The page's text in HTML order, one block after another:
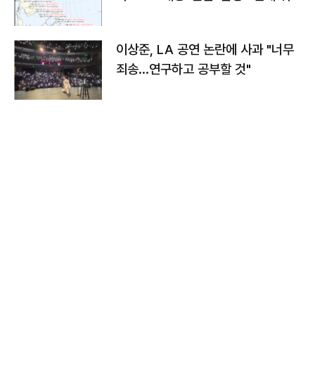
이상준, LA 공연 논란에 사과 "너무
죄송…연구하고 공부할 것"